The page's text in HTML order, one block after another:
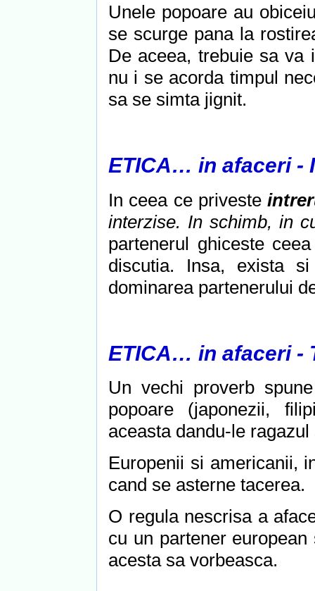
Unele popoare au
se scurge pana la
De aceea, trebuie sa va
nu i se acorda timpul
sa se simta jignit.
ETICA… in afaceri -
In ceea ce priveste
interzise. In schimb, in
partenerul ghiceste
discutia. Insa, exista
dominarea partenerului
ETICA… in afaceri -
Un vechi proverb
popoare (japonezii,
aceasta dandu-le
Europenii si americanii,
cand se asterne tacerea.
O regula nescrisa a
cu un partener
acesta sa vorbeasca.